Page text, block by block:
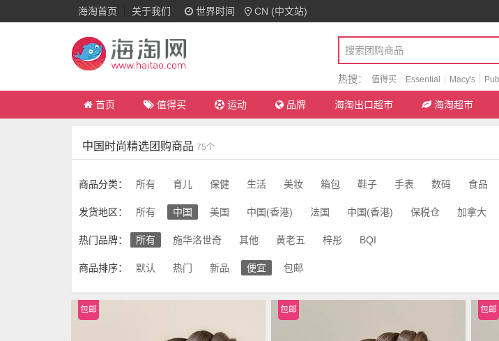
海淘首页 关于我们 世界时间 CN (中文站)
热搜： 值得买 Essential Macy's
首页 值得买 运动 品牌 海淘出口超市 海淘超市
中国时尚精选团购商品 75个
商品分类： 所有 育儿 保健 生活 美妆 箱包 鞋子 手表 数码 食品
发货地区： 所有 中国 美国 中国(香港) 法国 中国(香港) 保税仓 加拿大
热门品牌： 所有 施华洛世奇 其他 黄老五 梓彤 BQI
商品排序： 默认 热门 新品 便宜 包邮
包邮 包邮 包邮